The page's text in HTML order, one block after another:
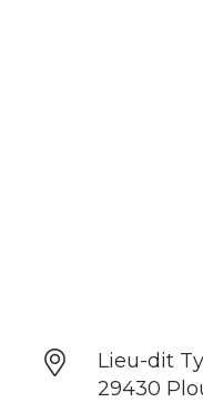
Lieu-dit
29430